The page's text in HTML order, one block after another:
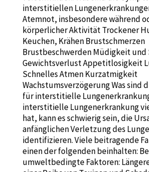
interstitiellen
Atemnot, insbesondere während
körperlicher Aktivität Trockener
Keuchen, Krähen Brustschmerzen
Brustbeschwerden Müdigkeit und
Gewichtsverlust Appetitlosigkeit
Schnelles Atmen Kurzatmigkeit
Wachstumsverzögerung Was sind
für interstitielle
interstitielle Lungenerkrankung
hat, kann es schwierig sein, die
anfänglichen Verletzung des
identifizieren. Viele beitragende
einen der folgenden beinhalten:
umweltbedingte Faktoren: